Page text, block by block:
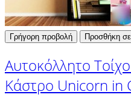
Γρήγορη προβολή Προσθήκη
Αυτοκόλλητο
Κάστρο Unicorn in